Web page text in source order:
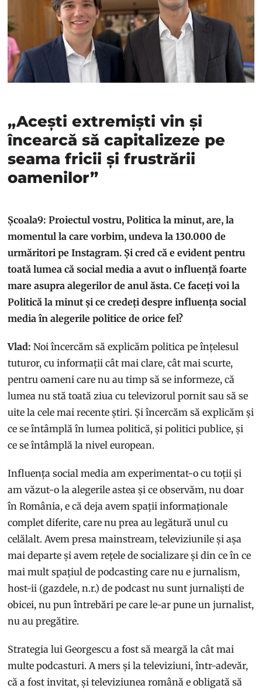
„Acești extremiști vin și
încearcă să capitalizeze pe
seama fricii și frustrării
oamenilor”
Școala9: Proiectul vostru, Politica la minut, are, la
momentul la care vorbim, undeva la 130.000 de
urmăritori pe Instagram. Și cred că e evident pentru
toată lumea că social media a avut o influență foarte
mare asupra alegerilor de anul ăsta. Ce faceți voi la
Politică la minut și ce credeți despre influența social
media în alegerile politice de orice fel?
Vlad:Noi încercăm să explicăm politica pe înțelesul
tuturor, cu informații cât mai clare, cât mai scurte,
pentru oameni care nu au timp să se informeze, că
lumea nu stă toată ziua cu televizorul pornit sau să se
uite la cele mai recente știri. Și încercăm să explicăm și
ce se întâmplă în lumea politică, și politici publice, și
ce se întâmplă la nivel european.
Influența social media am experimentat-o cu toții și
am văzut-o la alegerile astea și ce observăm, nu doar
în România, e că deja avem spații informaționale
complet diferite, care nu prea au legătură unul cu
celălalt. Avem presa mainstream, televiziunile și așa
mai departe și avem rețele de socializare și din ce în ce
mai mult spațiul de podcasting care nu e jurnalism,
host-ii (gazdele, n.r.) de podcast nu sunt jurnaliști de
obicei, nu pun întrebări pe care le-ar pune un jurnalist,
nu au pregătire.
Strategia lui Georgescu a fost să meargă la cât mai
multe podcasturi. A mers și la televiziuni, într-adevăr,
că a fost invitat, și televiziunea română e obligată să